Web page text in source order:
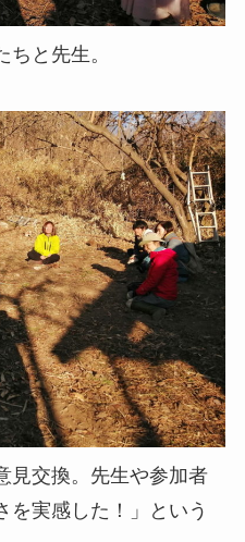
と先生。
見交換。先生や参加者
を実感した！」という